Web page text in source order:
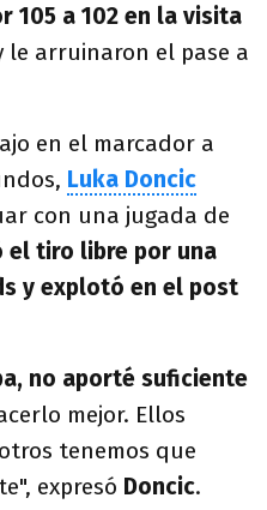
105 a 102 en la visita
le arruinaron el pase a
en el marcador a
Luka Doncic
con una jugada de
el tiro libre por una
y explotó en el post
no aporté suficiente
mejor. Ellos
tenemos que
expresó Doncic.